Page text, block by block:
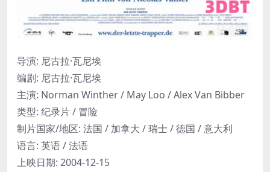
导演: 尼古拉·瓦尼埃
编剧: 尼古拉·瓦尼埃
主演: Norman Winther / May Loo / Alex Van Bibber
类型: 纪录片 / 冒险
制片国家/地区: 法国 / 加拿大 / 瑞士 / 德国 / 意大利
语言: 英语 / 法语
上映日期: 2004-12-15